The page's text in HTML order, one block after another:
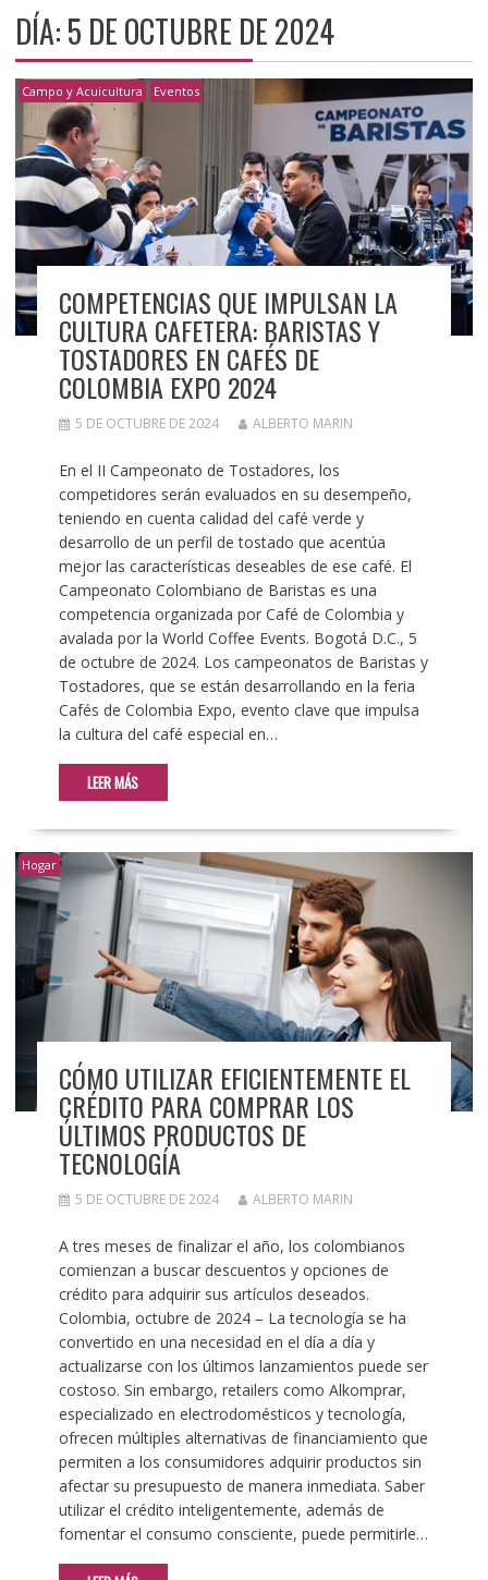
DÍA:5 DE OCTUBRE DE 2024
Campo y Acuicultura Eventos
COMPETENCIAS QUE IMPULSAN LA
CULTURA CAFETERA: BARISTAS Y
TOSTADORES EN CAFÉS DE
COLOMBIA EXPO 2024
5 DE OCTUBRE DE 2024 ALBERTO MARIN
En el II Campeonato de Tostadores, los
competidores serán evaluados en su desempeño,
teniendo en cuenta calidad del café verde y
desarrollo de un perfil de tostado que acentúa
mejor las características deseables de ese café. El
Campeonato Colombiano de Baristas es una
competencia organizada por Café de Colombia y
avalada por la World Coffee Events. Bogotá D.C., 5
de octubre de 2024. Los campeonatos de Baristas y
Tostadores, que se están desarrollando en la feria
Cafés de Colombia Expo, evento clave que impulsa
la cultura del café especial en…
LEER MÁS
Hogar
CÓMO UTILIZAR EFICIENTEMENTE EL
CRÉDITO PARA COMPRAR LOS
ÚLTIMOS PRODUCTOS DE
TECNOLOGÍA
5 DE OCTUBRE DE 2024 ALBERTO MARIN
A tres meses de finalizar el año, los colombianos
comienzan a buscar descuentos y opciones de
crédito para adquirir sus artículos deseados.
Colombia, octubre de 2024 – La tecnología se ha
convertido en una necesidad en el día a día y
actualizarse con los últimos lanzamientos puede ser
costoso. Sin embargo, retailers como Alkomprar,
especializado en electrodomésticos y tecnología,
ofrecen múltiples alternativas de financiamiento que
permiten a los consumidores adquirir productos sin
afectar su presupuesto de manera inmediata. Saber
utilizar el crédito inteligentemente, además de
fomentar el consumo consciente, puede permitirle…